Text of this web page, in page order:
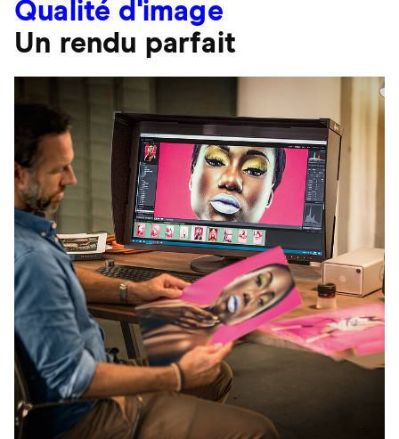
Qualité d'image
Un rendu parfait